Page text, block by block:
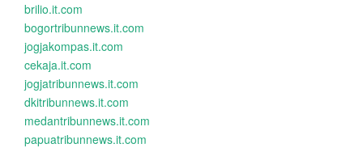
brilio.it.com
bogortribunnews.it.com
jogjakompas.it.com
cekaja.it.com
jogjatribunnews.it.com
dkitribunnews.it.com
medantribunnews.it.com
papuatribunnews.it.com